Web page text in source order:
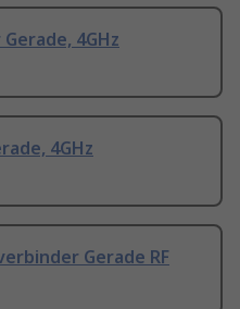
4GHz
4GHz
Gerade RF